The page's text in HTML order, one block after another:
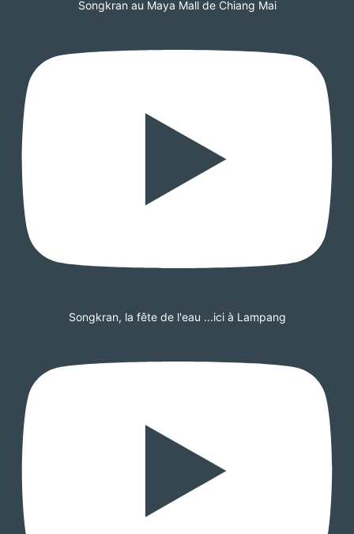
Songkran au Maya Mall de Chiang Mai
Songkran, la fête de l'eau ...ici à Lampang